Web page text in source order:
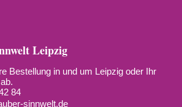
Leipzig
Bestellung in und um Leipzig oder Ihr
84
sinnwelt.de